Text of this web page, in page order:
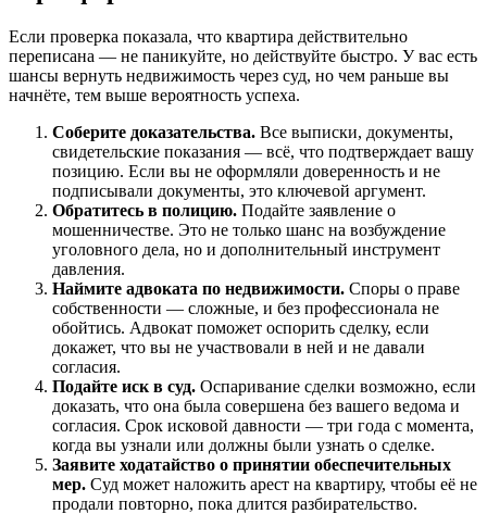
Если проверка показала, что квартира действительно
переписана — не паникуйте, но действуйте быстро. У вас есть
шансы вернуть недвижимость через суд, но чем раньше вы
начнёте, тем выше вероятность успеха.
Соберите доказательства. Все выписки, документы,
свидетельские показания — всё, что подтверждает вашу
позицию. Если вы не оформляли доверенность и не
подписывали документы, это ключевой аргумент.
Обратитесь в полицию. Подайте заявление о
мошенничестве. Это не только шанс на возбуждение
уголовного дела, но и дополнительный инструмент
давления.
Наймите адвоката по недвижимости. Споры о праве
собственности — сложные, и без профессионала не
обойтись. Адвокат поможет оспорить сделку, если
докажет, что вы не участвовали в ней и не давали
согласия.
Подайте иск в суд. Оспаривание сделки возможно, если
доказать, что она была совершена без вашего ведома и
согласия. Срок исковой давности — три года с момента,
когда вы узнали или должны были узнать о сделке.
Заявите ходатайство о принятии обеспечительных
мер. Суд может наложить арест на квартиру, чтобы её не
продали повторно, пока длится разбирательство.